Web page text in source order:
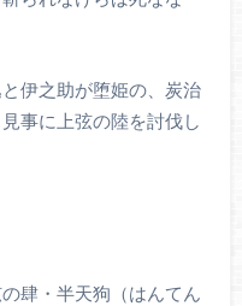
伊之助が堕姫の、炭治
事に上弦の陸を討伐し
肆・半天狗（はんてん